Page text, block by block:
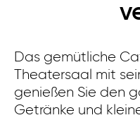
Das gemütliche
Theatersaal mit
genießen Sie den
Getränke und